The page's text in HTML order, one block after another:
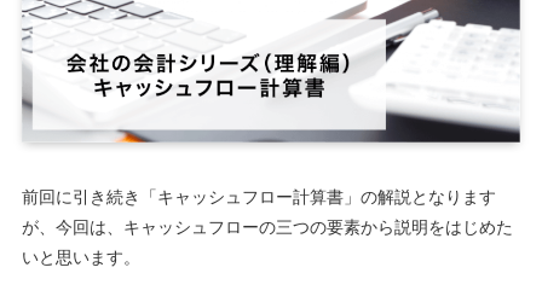
前回に引き続き「キャッシュフロー計算書」の解説となります
が、今回は、キャッシュフローの三つの要素から説明をはじめた
いと思います。